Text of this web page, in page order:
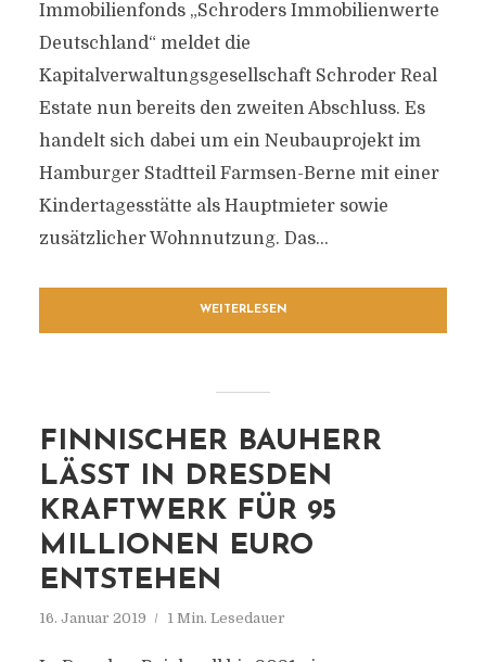
Immobilienfonds „Schroders Immobilienwerte
Deutschland“ meldet die
Kapitalverwaltungsgesellschaft Schroder Real
Estate nun bereits den zweiten Abschluss. Es
handelt sich dabei um ein Neubauprojekt im
Hamburger Stadtteil Farmsen-Berne mit einer
Kindertagesstätte als Hauptmieter sowie
zusätzlicher Wohnnutzung. Das...
WEITERLESEN
FINNISCHER BAUHERR
LÄSST IN DRESDEN
KRAFTWERK FÜR 95
MILLIONEN EURO
ENTSTEHEN
16. Januar 2019 1 Min. Lesedauer